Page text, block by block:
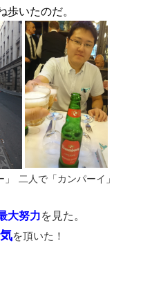
歩いたのだ。
二人で「カンパーイ」
大努力を見た。
を頂いた！